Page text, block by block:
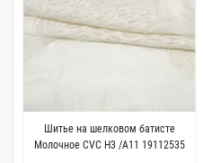
Шитье на шелковом батисте
Молочное CVC H3 /A11 19112535